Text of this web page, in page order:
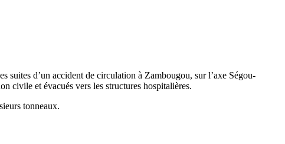
suites d’un accident de circulation à Zambougou, sur l’axe Ségou-
civile et évacués vers les structures hospitalières.
tonneaux.